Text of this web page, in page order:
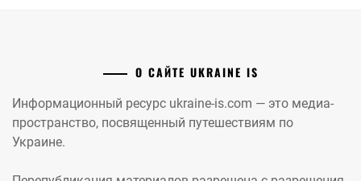
О САЙТЕ UKRAINE IS
Информационный ресурс ukraine-is.com — это медиа-
пространство, посвященный путешествиям по
Украине.